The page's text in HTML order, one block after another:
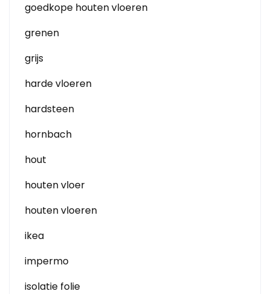
goedkope houten vloeren
grenen
grijs
harde vloeren
hardsteen
hornbach
hout
houten vloer
houten vloeren
ikea
impermo
isolatie folie